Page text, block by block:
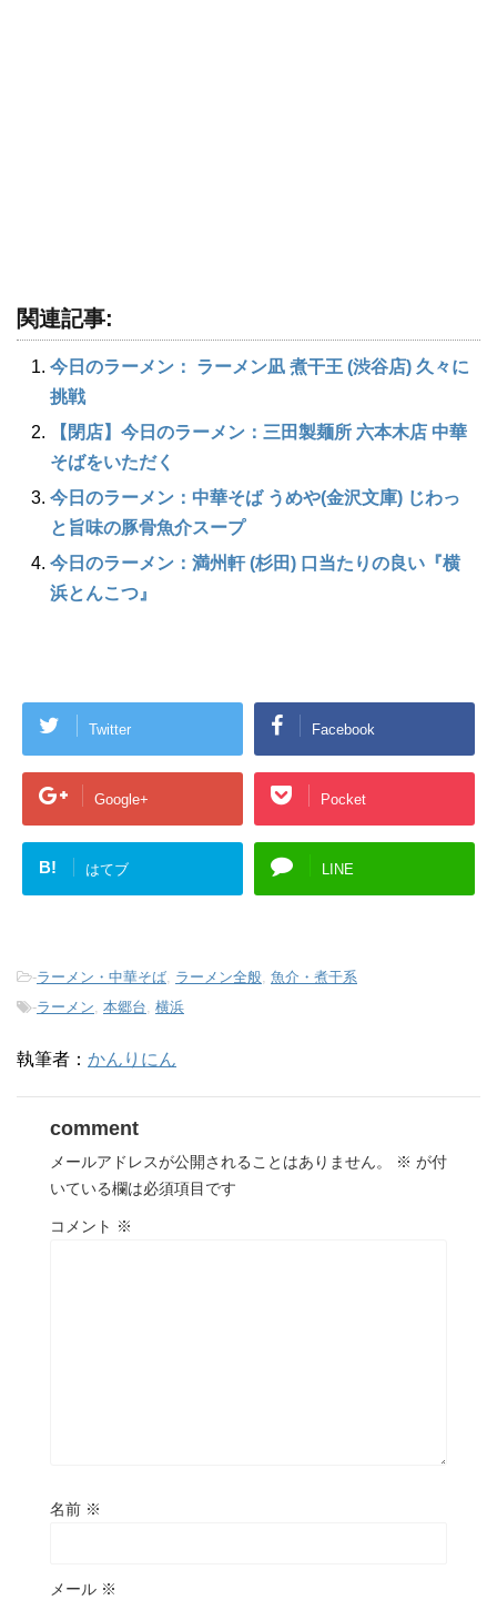
関連記事:
今日のラーメン： ラーメン凪 煮干王 (渋谷店) 久々に
挑戦
【閉店】今日のラーメン：三田製麺所 六本木店 中華
そばをいただく
今日のラーメン：中華そば うめや(金沢文庫) じわっ
と旨味の豚骨魚介スープ
今日のラーメン：満州軒 (杉田) 口当たりの良い『横
浜とんこつ』
Twitter Facebook
Google+ Pocket
B! はてブ LINE
-ラーメン・中華そば ラーメン全般 魚介・煮干系
-ラーメン 本郷台 横浜
執筆者： かんりにん
comment
メールアドレスが公開されることはありません。 ※ が付
いている欄は必須項目です
コメント ※
名前 ※
メール ※